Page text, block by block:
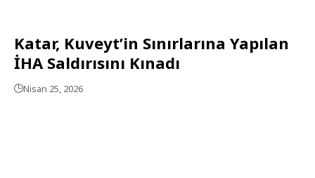
Katar, Kuveyt’in Sınırlarına Yapılan
İHA Saldırısını Kınadı
Nisan 25, 2026